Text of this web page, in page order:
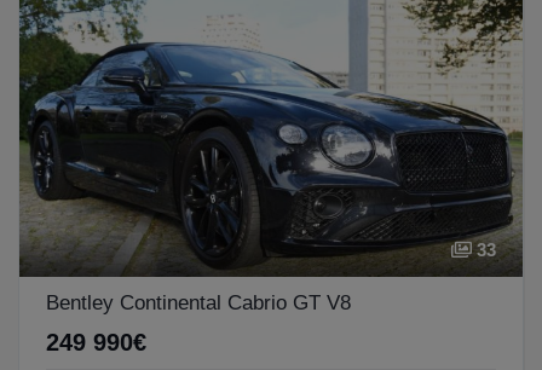
33
Bentley Continental Cabrio GT V8
249 990€